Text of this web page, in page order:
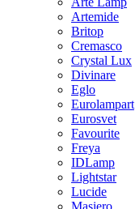
Artemide
Britop
Cremasco
Crystal Lux
Divinare
Eglo
Eurolampart
Eurosvet
Favourite
Freya
IDLamp
Lightstar
Lucide
Masiero